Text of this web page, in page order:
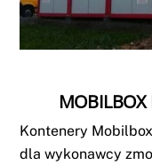
MOBILBOX
Kontenery
dla wykonawcy